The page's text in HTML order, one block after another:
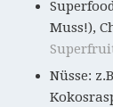
Muss!),
Nüsse: